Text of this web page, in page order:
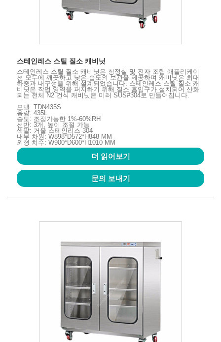
스테인레스 스틸 질소 캐비닛
스테인레스 스틸 질소 캐비닛은 청정실 및 전자 조립 애플리케이
션 모두에 깨끗하고 낮은 습도의 보관을 제공하며 캐비닛은 최대
하중과 내구성을 위해 설계되었습니다. 스테인레스 스틸 질소 캐
비닛은 작업 영역을 퍼지하기 위해 질소 흡입구가 설치되어 산화
되는 전체 N2 건식 캐비닛은 미러 SUS#304로 만들어집니다.
모델: TDN435S
용량: 435L
습도: 조정가능한 1%-60%RH
선반: 3개, 높이 조절 가능
색깔: 거울 스테인리스 304
내부 차원: W898*D572*H848 MM
외형 치수: W900*D600*H1010 MM
더 읽어보기
문의 보내기